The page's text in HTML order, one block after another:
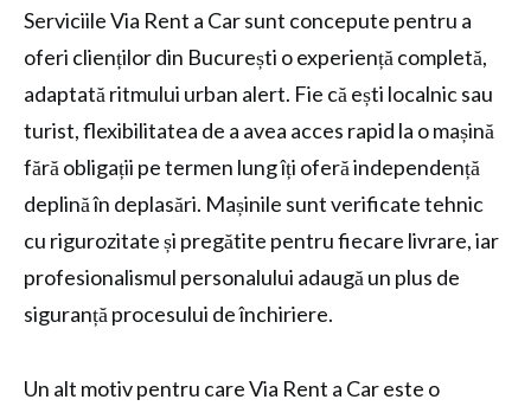
Serviciile Via Rent a Car sunt concepute pentru a
oferi clienților din București o experiență completă,
adaptată ritmului urban alert. Fie că ești localnic sau
turist, flexibilitatea de a avea acces rapid la o mașină
fără obligații pe termen lung îți oferă independență
deplină în deplasări. Mașinile sunt verificate tehnic
cu rigurozitate și pregătite pentru fiecare livrare, iar
profesionalismul personalului adaugă un plus de
siguranță procesului de închiriere.
Un alt motiv pentru care Via Rent a Car este o